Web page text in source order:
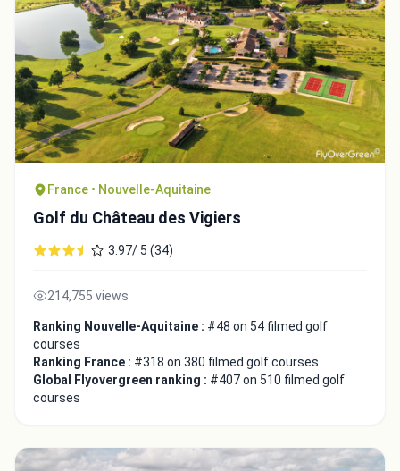
France • Nouvelle-Aquitaine
Golf du Château des Vigiers
3.97/ 5 (34)
214,755 views
Ranking Nouvelle-Aquitaine : #48 on 54 filmed golf
courses
Ranking France : #318 on 380 filmed golf courses
Global Flyovergreen ranking : #407 on 510 filmed golf
courses